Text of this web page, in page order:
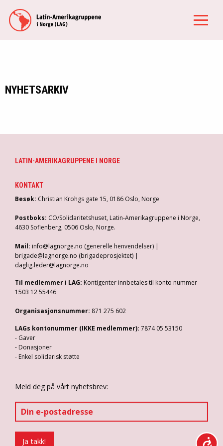
NYHETSARKIV
LATIN-AMERIKAGRUPPENE I NORGE
KONTAKT
Besøk: Christian Krohgs gate 15, 0186 Oslo, Norge
Postboks: CO/Solidaritetshuset, Latin-Amerikagruppene i Norge,
4630 Sofienberg, 0506 Oslo, Norge.
Mail: info@lagnorge.no (generelle henvendelser) |
brigade@lagnorge.no (brigadeprosjektet) |
daglig.leder@lagnorge.no
Til medlemmer i LAG: Kontigenter innbetales til konto nummer
1503 12 55446
Organisasjonsnummer: 871 275 602
LAGs kontonummer (IKKE medlemmer): 7874 05 53150
- Gaver
- Donasjoner
- Enkel solidarisk støtte
Meld deg på vårt nyhetsbrev: